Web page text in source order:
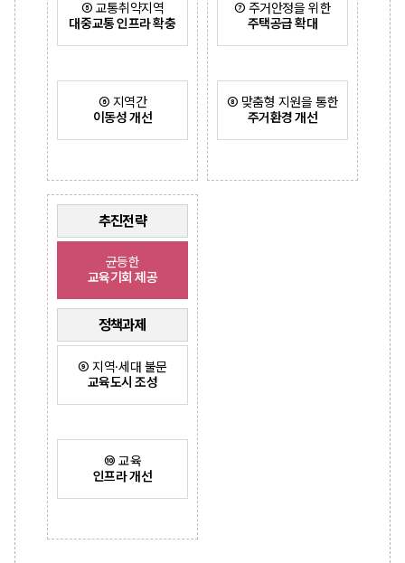
⑤ 교통취약지역
대중교통 인프라 확충
⑥ 지역간
이동성 개선
⑦ 주거안정을 위한
주택공급 확대
⑧ 맞춤형 지원을 통한
주거환경 개선
추진전략
균등한
교육기회 제공
정책과제
⑨ 지역·세대 불문
교육도시 조성
⑩ 교육
인프라 개선